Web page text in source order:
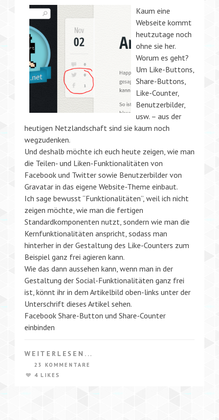
Kaum eine
Webseite kommt
heutzutage noch
ohne sie her.
Worum es geht?
Um Like-Buttons,
Share-Buttons,
Like-Counter,
Benutzerbilder,
usw. – aus der
heutigen Netzlandschaft sind sie kaum noch
wegzudenken.
Und deshalb möchte ich euch heute zeigen, wie man
die Teilen- und Liken-Funktionalitäten von
Facebook und Twitter sowie Benutzerbilder von
Gravatar in das eigene Website-Theme einbaut.
Ich sage bewusst “Funktionalitäten”, weil ich nicht
zeigen möchte, wie man die fertigen
Standardkomponenten nutzt, sondern wie man die
Kernfunktionalitäten anspricht, sodass man
hinterher in der Gestaltung des Like-Counters zum
Beispiel ganz frei agieren kann.
Wie das dann aussehen kann, wenn man in der
Gestaltung der Social-Funktionalitäten ganz frei
ist, könnt ihr in dem Artikelbild oben-links unter der
Unterschrift dieses Artikel sehen.
Facebook Share-Button und Share-Counter
einbinden
WEITERLESEN...
23 KOMMENTARE
4 LIKES